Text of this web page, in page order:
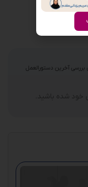
بررسی آخرین دستورالعمل
خود شده باشید.